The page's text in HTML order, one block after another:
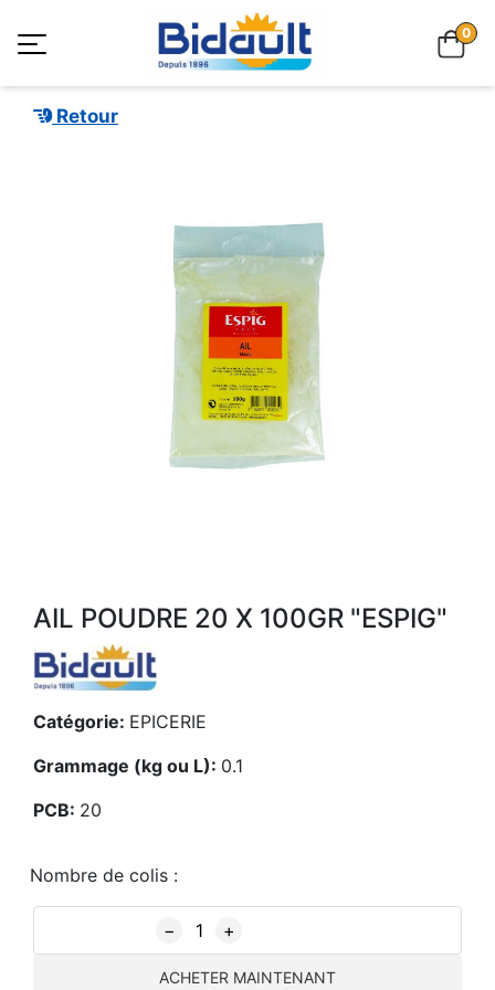
0
Retour
AIL POUDRE 20 X 100GR "ESPIG"
Catégorie: EPICERIE
Grammage (kg ou L): 0.1
PCB: 20
Nombre de colis :
− +
ACHETER MAINTENANT